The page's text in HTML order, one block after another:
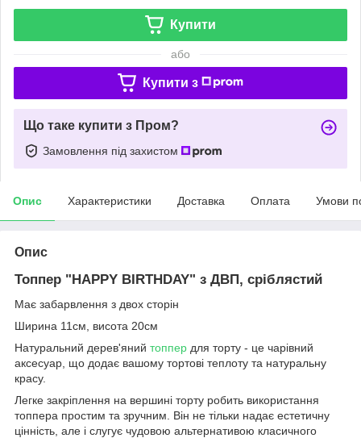
Купити
або
Купити з
Що таке купити з Пром?
Замовлення під захистом
Опис Характеристики Доставка Оплата Умови
Опис
Топпер "HAPPY BIRTHDAY" з ДВП, сріблястий
Має забарвлення з двох сторін
Ширина 11см, висота 20см
Натуральний дерев'яний топпер для торту - це чарівний
аксесуар, що додає вашому тортові теплоту та натуральну
красу.
Легке закріплення на вершині торту робить використання
топпера простим та зручним. Він не тільки надає естетичну
цінність, але і слугує чудовою альтернативою класичного